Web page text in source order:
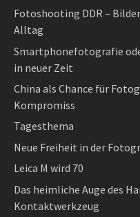
Fotoshooting DDR –
Alltag
Smartphonefotografie
in neuer Zeit
China als Chance für
Kompromiss
Tagesthema
Neue Freiheit in der
Leica M wird 70
Das heimliche Auge des
Kontaktwerkzeug